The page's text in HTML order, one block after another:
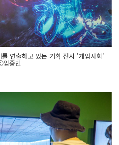
연출하고 있는 기획 전시 '게임사회'
중빈